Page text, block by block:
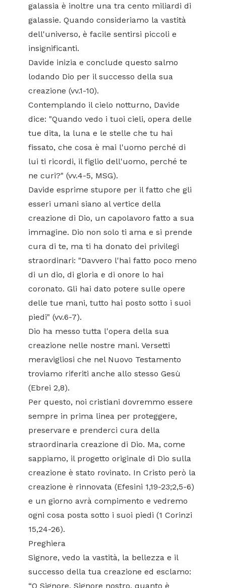
galassia è inoltre una tra cento miliardi di
galassie. Quando consideriamo la vastità
dell'universo, è facile sentirsi piccoli e
insignificanti.
Davide inizia e conclude questo salmo
lodando Dio per il successo della sua
creazione (vv.1-10).
Contemplando il cielo notturno, Davide
dice: "Quando vedo i tuoi cieli, opera delle
tue dita, la luna e le stelle che tu hai
fissato, che cosa è mai l'uomo perché di
lui ti ricordi, il figlio dell'uomo, perché te
ne curi?" (vv.4-5, MSG).
Davide esprime stupore per il fatto che gli
esseri umani siano al vertice della
creazione di Dio, un capolavoro fatto a sua
immagine. Dio non solo ti ama e si prende
cura di te, ma ti ha donato dei privilegi
straordinari: "Davvero l'hai fatto poco meno
di un dio, di gloria e di onore lo hai
coronato. Gli hai dato potere sulle opere
delle tue mani, tutto hai posto sotto i suoi
piedi" (vv.6-7).
Dio ha messo tutta l'opera della sua
creazione nelle nostre mani. Versetti
meravigliosi che nel Nuovo Testamento
troviamo riferiti anche allo stesso Gesù
(Ebrei 2,8).
Per questo, noi cristiani dovremmo essere
sempre in prima linea per proteggere,
preservare e prenderci cura della
straordinaria creazione di Dio. Ma, come
sappiamo, il progetto originale di Dio sulla
creazione è stato rovinato. In Cristo però la
creazione è rinnovata (Efesini 1,19-23;2,5-6)
e un giorno avrà compimento e vedremo
ogni cosa posta sotto i suoi piedi (1 Corinzi
15,24-26).
Preghiera
Signore, vedo la vastità, la bellezza e il
successo della tua creazione ed esclamo:
“O Signore, Signore nostro, quanto è